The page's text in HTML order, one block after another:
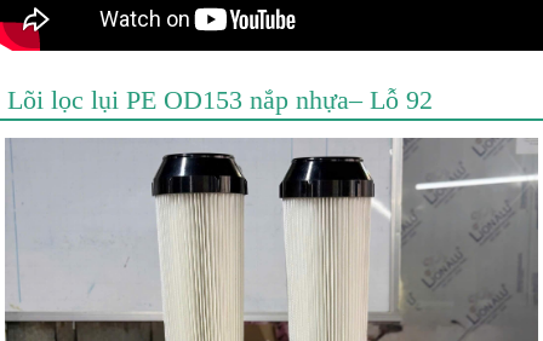
Lõi lọc lụi PE OD153 nắp nhựa– Lỗ 92